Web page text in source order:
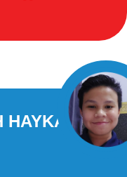
HAYKAL (13